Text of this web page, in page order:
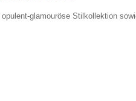
glamouröse Stilkollektion